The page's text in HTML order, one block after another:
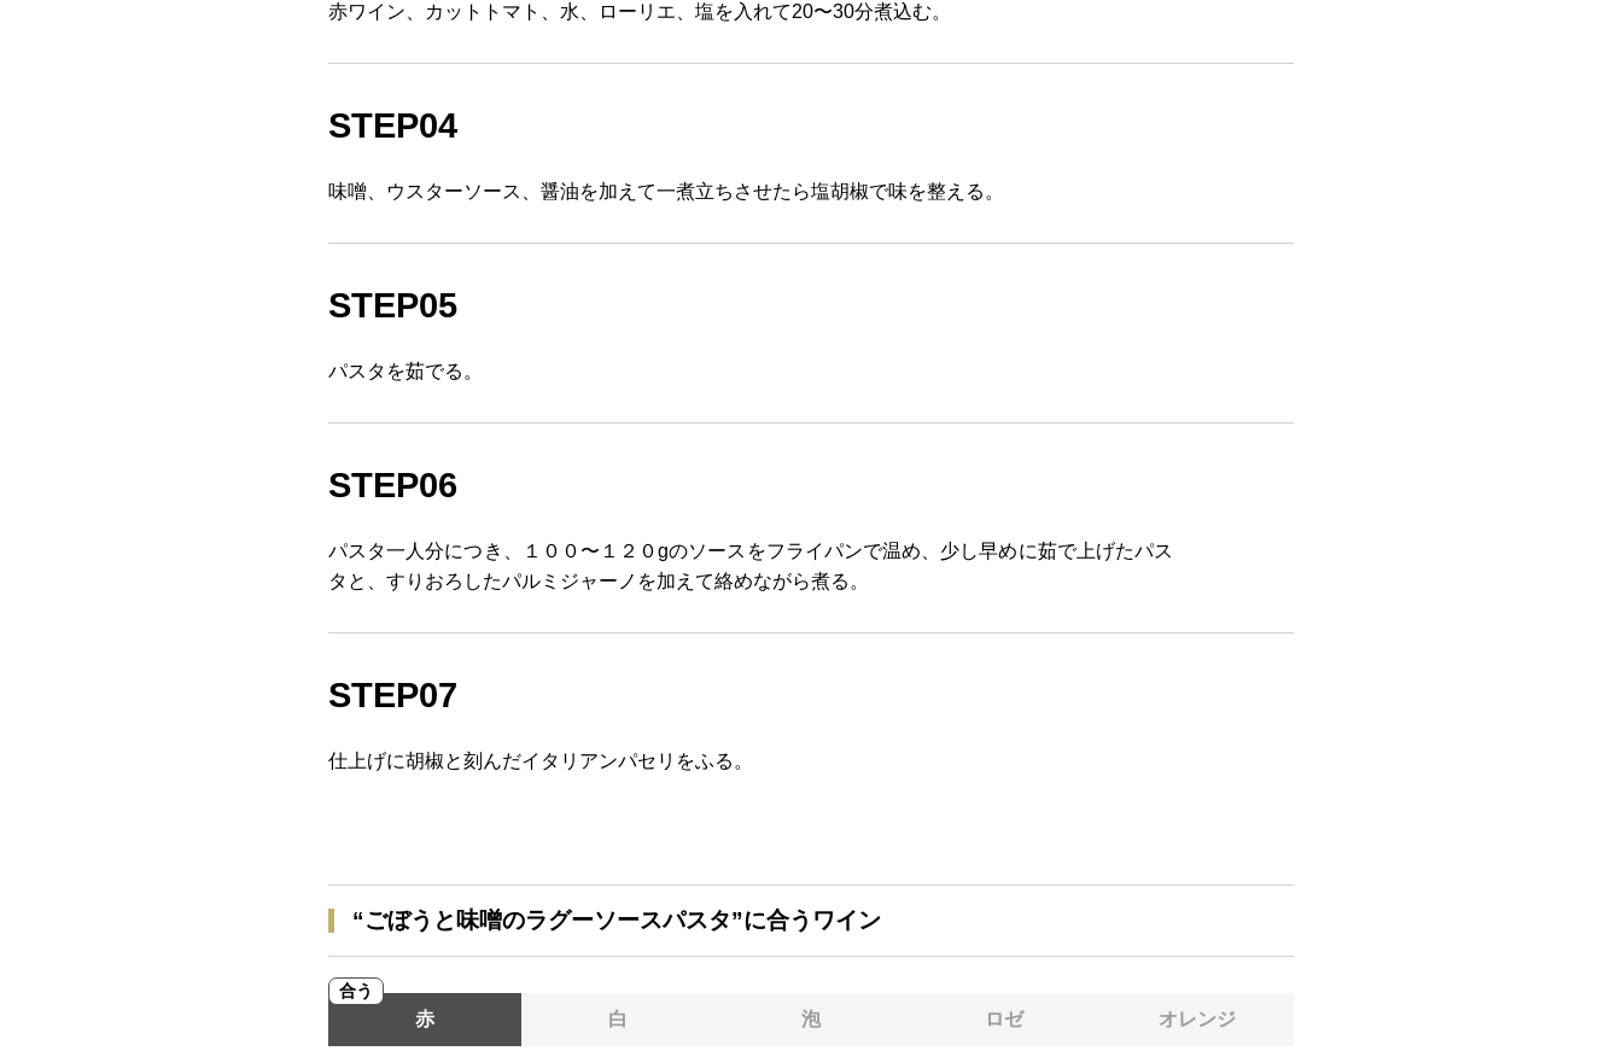
赤ワイン、カットトマト、水、ローリエ、塩を入れて20〜30分煮込む。
STEP04
味噌、ウスターソース、醤油を加えて一煮立ちさせたら塩胡椒で味を整える。
STEP05
パスタを茹でる。
STEP06
パスタ一人分につき、１００〜１２０gのソースをフライパンで温め、少し早めに茹で上げたパス
タと、すりおろしたパルミジャーノを加えて絡めながら煮る。
STEP07
仕上げに胡椒と刻んだイタリアンパセリをふる。
“ごぼうと味噌のラグーソースパスタ”に合うワイン
合う
赤 白 泡 ロゼ オレンジ